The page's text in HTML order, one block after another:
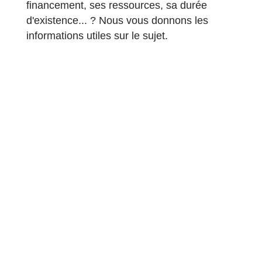
financement, ses ressources, sa durée
d'existence... ? Nous vous donnons les
informations utiles sur le sujet.